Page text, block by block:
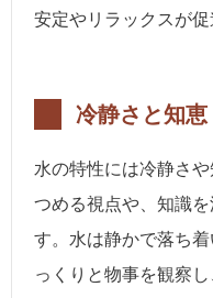
安定やリラックスが促
冷静さと知恵
水の特性には冷静さ
つめる視点や、知識
す。水は静かで落ち
っくりと物事を観察